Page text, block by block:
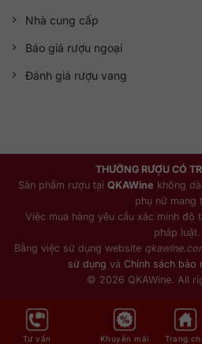
Nhà cung cấp
Báo giá rượu ngoại
Đánh giá rượu vang
THƯỞNG RƯỢU CÓ
Sản phẩm rượu tại QKAWine không
phụ nữ mang
Việc mua hàng yêu cầu xác minh độ
pháp luật.
Bằng việc sử dụng website
sử dụng và Chính sách bảo
© 2026 QKAWine. All
Tư vấn Khuyến mãi Trang